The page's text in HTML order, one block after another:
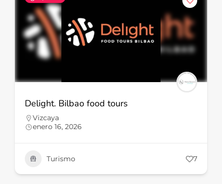
Delight. Bilbao food tours
Vizcaya
enero 16, 2026
Turismo 7